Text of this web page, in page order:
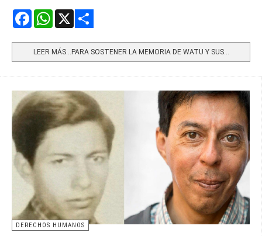
FacebookWhatsApp
LEER MÁS…PARA SOSTENER LA MEMORIA DE WATU Y SUS...
DERECHOS HUMANOS